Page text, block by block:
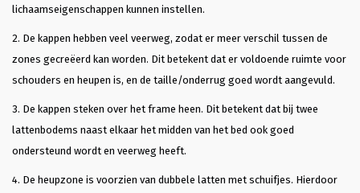
lichaamseigenschappen kunnen instellen.
2. De kappen hebben veel veerweg, zodat er meer verschil tussen de
zones gecreëerd kan worden. Dit betekent dat er voldoende ruimte voor
schouders en heupen is, en de taille/onderrug goed wordt aangevuld.
3. De kappen steken over het frame heen. Dit betekent dat bij twee
lattenbodems naast elkaar het midden van het bed ook goed
ondersteund wordt en veerweg heeft.
4. De heupzone is voorzien van dubbele latten met schuifjes. Hierdoor